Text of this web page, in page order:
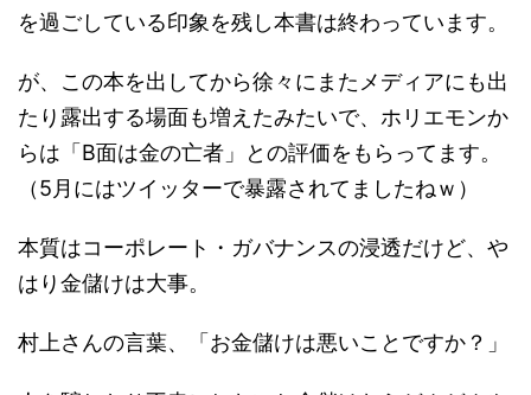
を過ごしている印象を残し本書は終わっています。
が、この本を出してから徐々にまたメディアにも出
たり露出する場面も増えたみたいで、ホリエモンか
らは「B面は金の亡者」との評価をもらってます。
（5月にはツイッターで暴露されてましたねｗ）
本質はコーポレート・ガバナンスの浸透だけど、や
はり金儲けは大事。
村上さんの言葉、「お金儲けは悪いことですか？」